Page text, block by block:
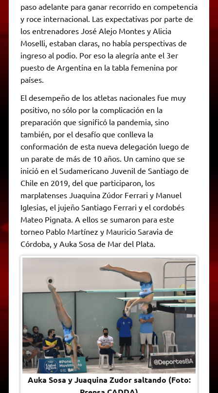
paso adelante para ganar recorrido en competencia
y roce internacional. Las expectativas por parte de
los entrenadores José Alejo Montes y Alicia
Moselli, estaban claras, no había perspectivas de
ingreso al podio. Por eso la alegría ante el 3er
puesto de Argentina en la tabla femenina por
países.
El desempeño de los atletas nacionales fue muy
positivo, no sólo por la complicación en la
preparación que significó la pandemia, sino
también, por el desafío que conlleva la
conformación de esta nueva delegación luego de
un parate de más de 10 años. Un camino que se
inició en el Sudamericano Juvenil de Santiago de
Chile en 2019, del que participaron, los
marplatenses Juaquina Zúdor Ferrari y Manuel
Iglesias, el jujeño Santiago Ferrari y el cordobés
Mateo Pignata. A ellos se sumaron para este
torneo Pablo Martínez y Mauricio Saravia de
Córdoba, y Auka Sosa de Mar del Plata.
Auka Sosa y Juaquina Zudor saltando (Foto: